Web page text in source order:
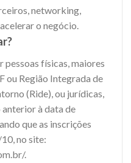
networking,
o negócio.
físicas, maiores
ou Região Integrada de
(Ride), ou jurídicas,
anterior à data de
que as inscrições
no site:
.